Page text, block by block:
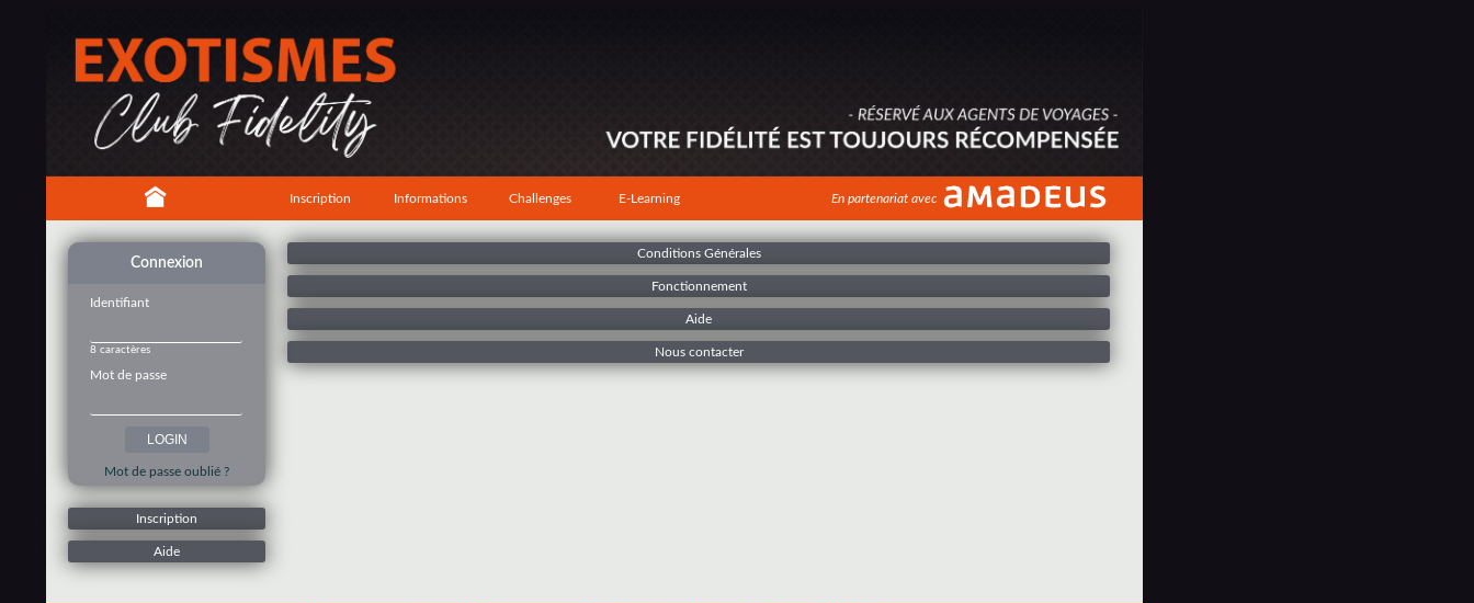
Inscription Informations Challenges E-Learning En partenariat avec
Connexion
Identifiant
8 caractères
Mot de passe
Mot de passe oublié ?
Inscription
Aide
Conditions Générales
Fonctionnement
Aide
Nous contacter